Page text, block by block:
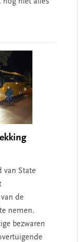
van State
de
nemen.
bezwaren